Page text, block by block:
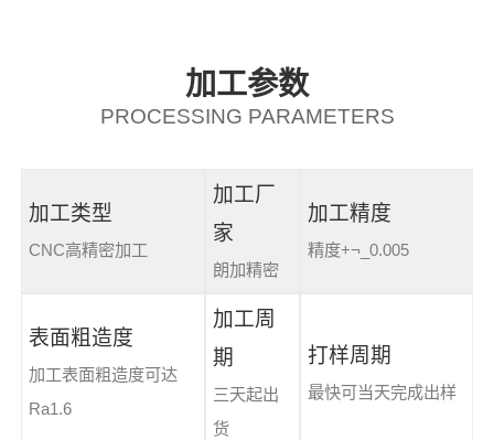
加工参数
PROCESSING PARAMETERS
加工类型
CNC高精密加工
加工厂
家
朗加精密
加工精度
精度+¬_0.005
表面粗造度
加工表面粗造度可达
Ra1.6
加工周
期
三天起出
货
打样周期
最快可当天完成出样